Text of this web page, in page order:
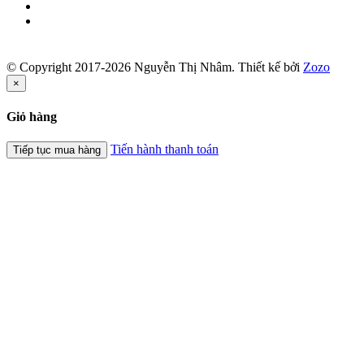
© Copyright 2017-2026 Nguyễn Thị Nhâm. Thiết kế bởi Zozo
×
Giỏ hàng
Tiếp tục mua hàng Tiến hành thanh toán